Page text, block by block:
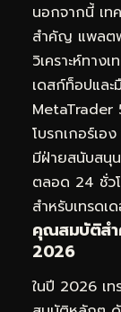
นอกจากนี้ เท
สำคัญ แพลตฟ
วิเคราะห์ทาง
เดสก์ท็อปแล
MetaTrader
โบรกเกอร์เอ
มีฝ่ายสนับสนุ
ตลอด 24 ชั่ว
สำหรับเทรดเ
คุณสมบัติสำ
2026
ในปี 2026 เ